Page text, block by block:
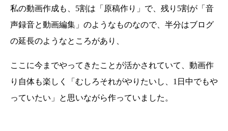
私の動画作成も、5割は「原稿作り」で、残り5割が「音
声録音と動画編集」のようなものなので、半分はブログ
の延長のようなところがあり、
ここに今までやってきたことが活かされていて、動画作
り自体も楽しく「むしろそれがやりたいし、1日中でもや
っていたい」と思いながら作っていました。